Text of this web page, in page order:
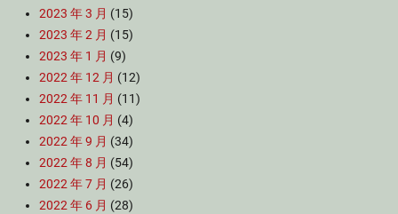
2023 年 3 月 (15)
2023 年 2 月 (15)
2023 年 1 月 (9)
2022 年 12 月 (12)
2022 年 11 月 (11)
2022 年 10 月 (4)
2022 年 9 月 (34)
2022 年 8 月 (54)
2022 年 7 月 (26)
2022 年 6 月 (28)